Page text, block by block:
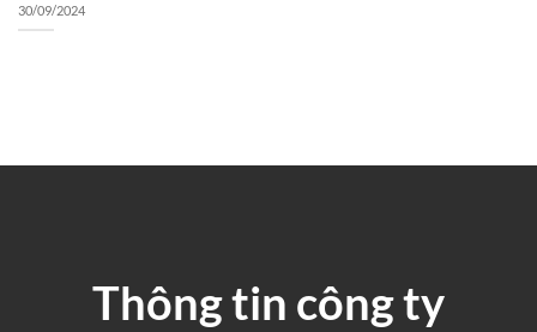
30/09/2024
Thông tin công ty